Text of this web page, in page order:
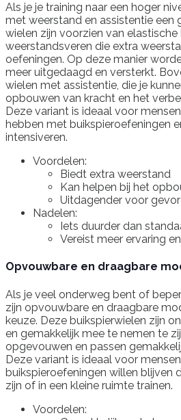
Als je je training naar een hoger
met weerstand en assistentie een
wielen zijn voorzien van
weerstandsveren die extra
oefeningen. Op deze manier
meer uitgedaagd en versterkt.
wielen met assistentie, die je
opbouwen van kracht en het
Deze variant is ideaal voor
hebben met buikspieroefeningen
intensiveren.
Voordelen:
Biedt extra weerstand
Kan helpen bij het
Uitdagender voor
Nadelen:
Iets duurder dan
Vereist meer ervaring
Opvouwbare en draagbare
Als je veel onderweg bent of
zijn opvouwbare en draagbare
keuze. Deze buikspierwielen zijn
en gemakkelijk mee te nemen te
opgevouwen en passen
Deze variant is ideaal voor
buikspieroefeningen willen blijven
zijn of in een kleine ruimte trainen.
Voordelen: